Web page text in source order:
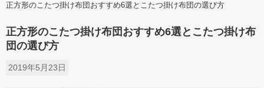
正方形のこたつ掛け布団おすすめ6選とこたつ掛け布団の選び方
正方形のこたつ掛け布団おすすめ6選とこたつ掛け布
団の選び方
2019年5月23日